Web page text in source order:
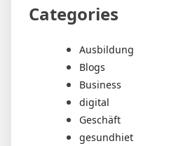
Categories
Ausbildung
Blogs
Business
digital
Geschäft
gesundhiet